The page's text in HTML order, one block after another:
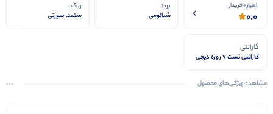
امتیاز 0 خریدار
0.0
برند
شیائومی
رنگ
سفید, صورتی
گارانتی
گارانتی تست 7 روزه دیجی
مشاهده ویژگی‌های محصول